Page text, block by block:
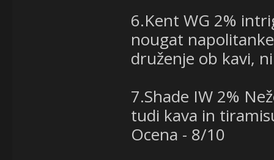
6.Kent WG 2%
nougat
druženje ob kavi,
7.Shade IW 2%
tudi kava in
Ocena - 8/10